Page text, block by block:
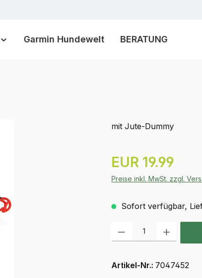
Garmin Hundewelt BERATUNG
mit Jute-Dummy
Regulärer Preis:
EUR 19.99
Preise inkl. MwSt. zzgl.
Sofort verfügbar,
Produkt Anzahl: Gib den
Artikel-Nr.: 7047452